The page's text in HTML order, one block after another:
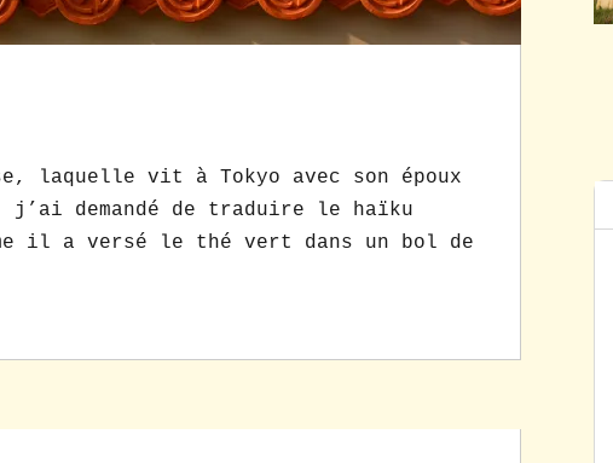
laquelle vit à Tokyo avec son époux
demandé de traduire le haïku
il a versé le thé vert dans un bol de